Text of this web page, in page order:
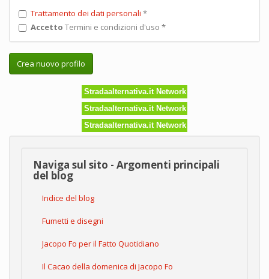
Trattamento dei dati personali *
Accetto Termini e condizioni d'uso *
Crea nuovo profilo
Stradaalternativa.it Network
Stradaalternativa.it Network
Stradaalternativa.it Network
Naviga sul sito - Argomenti principali
del blog
Indice del blog
Fumetti e disegni
Jacopo Fo per il Fatto Quotidiano
Il Cacao della domenica di Jacopo Fo